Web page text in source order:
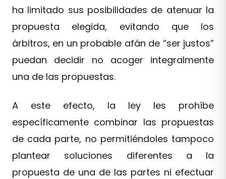
ha limitado sus posibilidades de atenuar la
propuesta elegida, evitando que los
árbitros, en un probable afán de “ser justos”
puedan decidir no acoger integralmente
una de las propuestas.
A este efecto, la ley les prohíbe
específicamente combinar las propuestas
de cada parte, no permitiéndoles tampoco
plantear soluciones diferentes a la
propuesta de una de las partes ni efectuar